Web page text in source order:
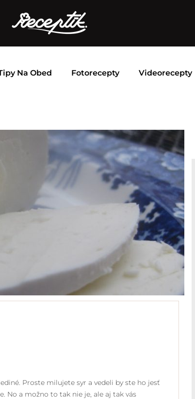
Na Obed Fotorecepty Videorecepty
Proste milujete syr a vedeli by ste ho jesť
No a možno to tak nie je, ale aj tak vás